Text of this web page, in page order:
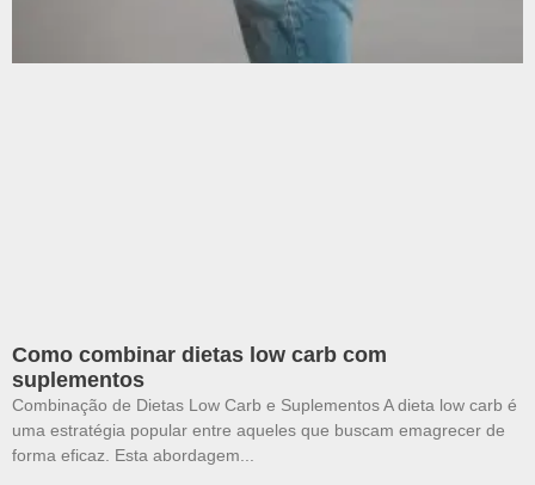
Como combinar dietas low carb com
suplementos
Combinação de Dietas Low Carb e Suplementos A dieta low carb é
uma estratégia popular entre aqueles que buscam emagrecer de
forma eficaz. Esta abordagem